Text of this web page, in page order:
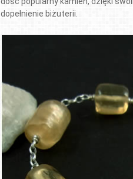
dopełnienie biżuterii.